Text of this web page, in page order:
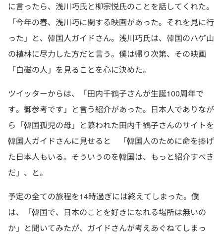
に言ったら、浅川巧氏と柳宗悦氏のことを話してくれた。
「今年の春、浅川巧に関する映画があった。それを見に行
った」と、韓国人ガイドさん。浅川巧氏は、韓国のハゲ山
の植林に尽力した方だと言う。僕は帰り次第、その映画
「白磁の人」を見ることを心に決めた。
ツイッターからは、「田内千鶴子さんが生誕100周年で
す。御参考です」と言う紹介があった。日本人でありなが
ら「韓国孤児の母」と慕われた田内千鶴子さんのサイトを
韓国人ガイドさんに見せると 「韓国人のために命を捧げ
た日本人もいる。そういうのを韓国は、もっと紹介すべき
だ」、と。
予定の全ての旅程を14時過ぎには終えてしまった。僕
は、「韓国で、日本のことを好きになれる場所は無いの
か」と聞いてみたが、ガイドさんが考えあぐねてしまっ